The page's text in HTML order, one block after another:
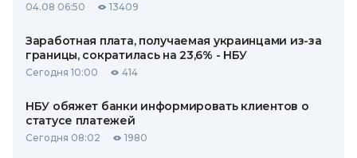
04.08 06:50 13409
Заработная плата, получаемая украинцами из-за
границы, сократилась на 23,6% - НБУ
Сегодня 10:00 414
НБУ обяжет банки информировать клиентов о
статусе платежей
Сегодня 08:02 1980